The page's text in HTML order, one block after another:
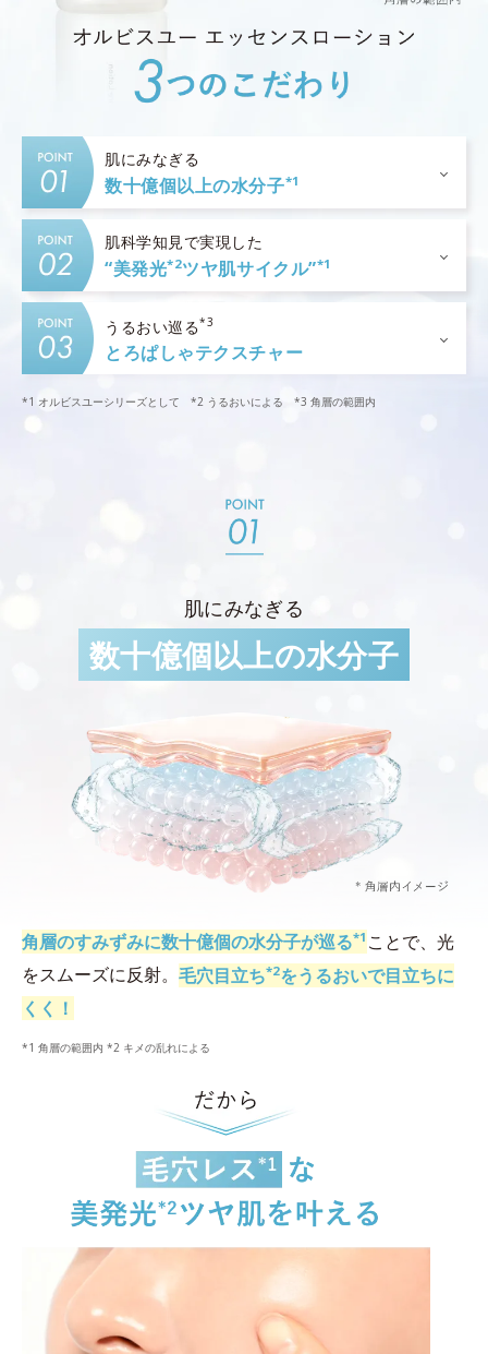
肌にみなぎる
数十億個以上の水分子*1
肌科学知見で実現した
“美発光*2ツヤ肌サイクル”*1
うるおい巡る*3
とろぱしゃテクスチャー
*1 オルビスユーシリーズとして *2 うるおいによる *3 角層の範囲内
肌にみなぎる
数十億個以上の水分子
角層のすみずみに数十億個の水分子が巡る*1 ことで、光
をスムーズに反射。 毛穴目立ち*2をうるおいで目立ちに
くく！
*1 角層の範囲内 *2 キメの乱れによる